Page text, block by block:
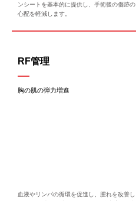
ンシートを基本的に提供し、手術後の傷跡の
心配を軽減します。
RF管理
胸の肌の弾力増進
血液やリンパの循環を促進し、腫れを改善し